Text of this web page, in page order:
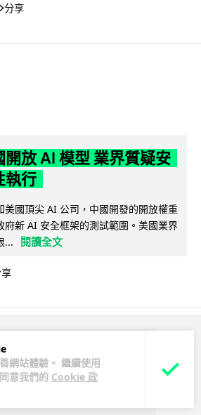
網站體驗。 繼續使用
意我們的 Cookie 政
分享
開放 AI 模型 業界質疑安
執行
美國頂尖 AI 公司，中國開發的開放權重
府新 AI 安全框架的測試範圍。美國業界
...
閱讀全文